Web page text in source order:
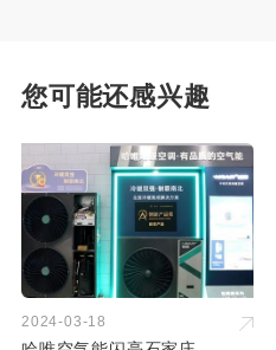
您可能还感兴趣
2024-03-18